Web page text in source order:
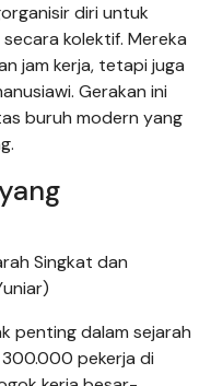
diri untuk
kolektif. Mereka
jam kerja, tetapi juga
Gerakan ini
buruh modern yang
Singkat dan
penting dalam sejarah
300.000 pekerja di